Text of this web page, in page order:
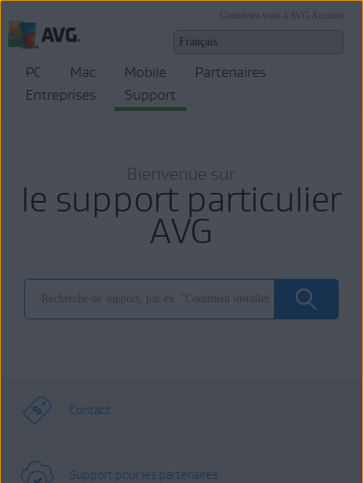
Connectez-vous à AVG Account
PC Mac Mobile
Partenaires
Entreprises
Support
Bienvenue sur
le support particulier
AVG
Contact
Support pour les partenaires